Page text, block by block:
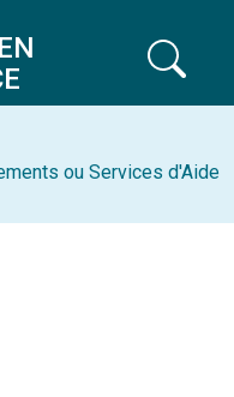
ou Services d'Aide